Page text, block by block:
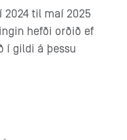
til maí 2025
hefði orðið ef
í gildi á þessu